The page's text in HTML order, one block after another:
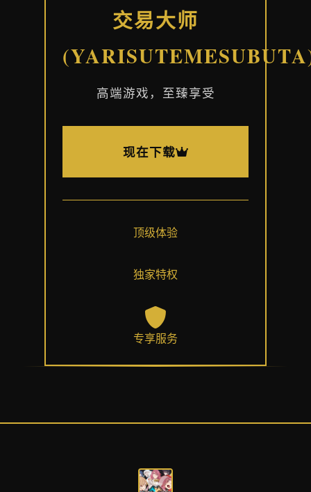
交易大师
高端游戏，至臻享受
现在下载
顶级体验
独家特权
专享服务